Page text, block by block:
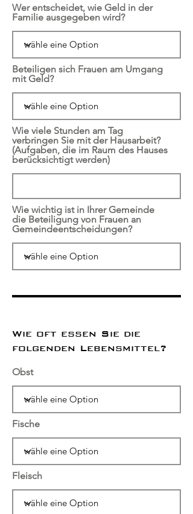
Wer entscheidet, wie Geld in der
Familie ausgegeben wird?
Beteiligen sich Frauen am Umgang
mit Geld?
Wie viele Stunden am Tag
verbringen Sie mit der Hausarbeit?
(Aufgaben, die im Raum des Hauses
berücksichtigt werden)
Wie wichtig ist in Ihrer Gemeinde
die Beteiligung von Frauen an
Gemeindeentscheidungen?
Wie oft essen Sie die
folgenden Lebensmittel?
Obst
Fische
Fleisch